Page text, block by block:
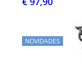
NOVIDADES